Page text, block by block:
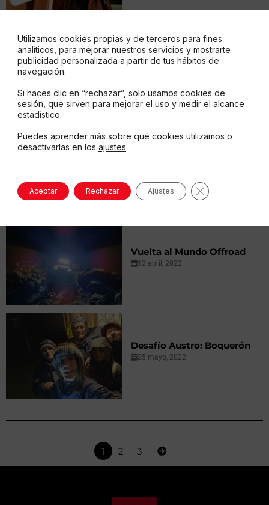
Ruta: Monte Ilaló-
Vuelta al Mundo Offroad
12 abril, 2022
Desafío Austro: Boquerón
25 mayo, 2022
1 2 3
Utilizamos cookies propias y de terceros para fines
analíticos, para mejorar nuestros servicios y mostrarte
publicidad personalizada a partir de tus hábitos de
navegación.
Si haces clic en “rechazar”, solo usamos cookies de
sesión, que sirven para mejorar el uso y medir el alcance
estadístico.
Puedes aprender más sobre qué cookies utilizamos o
desactivarlas en los ajustes.
Aceptar Rechazar Ajustes Cerrar el